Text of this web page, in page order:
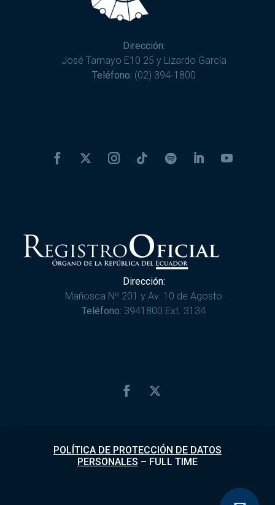
Dirección:
José Tamayo E10 25 y Lizardo García
Teléfono: (02) 394-1800
Dirección:
Mañosca Nº 201 y Av. 10 de Agosto
Teléfono: 3941800 Ext. 3134
POLÍTICA DE PROTECCIÓN DE DATOS
PERSONALES – FULL TIME